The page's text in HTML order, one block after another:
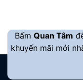
Bấm Quan Tâm
khuyến mãi mới